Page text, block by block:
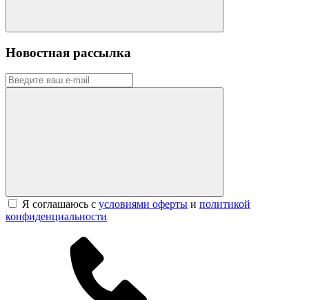
Новостная рассылка
Я соглашаюсь с условиями оферты и политикой
конфиденциальности